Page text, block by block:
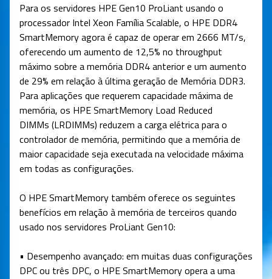
Para os servidores HPE Gen10 ProLiant usando o
processador Intel Xeon Família Scalable, o HPE DDR4
SmartMemory agora é capaz de operar em 2666 MT/s,
oferecendo um aumento de 12,5% no throughput
máximo sobre a memória DDR4 anterior e um aumento
de 29% em relação à última geração de Memória DDR3.
Para aplicações que requerem capacidade máxima de
memória, os HPE SmartMemory Load Reduced
DIMMs (LRDIMMs) reduzem a carga elétrica para o
controlador de memória, permitindo que a memória de
maior capacidade seja executada na velocidade máxima
em todas as configurações.
O HPE SmartMemory também oferece os seguintes
benefícios em relação à memória de terceiros quando
usado nos servidores ProLiant Gen10:
• Desempenho avançado: em muitas duas configurações
DPC ou três DPC, o HPE SmartMemory opera a uma